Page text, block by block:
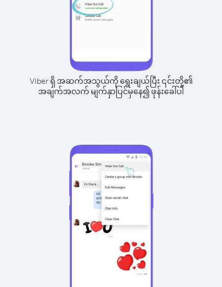
Viber ရှိ အဆက်အသွယ်ကို ရွေးချယ်ပြီး ၎င်းတို့၏
အချက်အလက် မျက်နှာပြင်မှနေ၍ ဖုန်းခေါ်ပါ